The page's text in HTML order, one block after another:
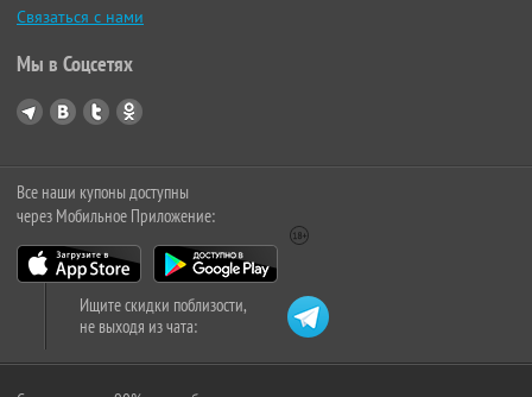
Связаться с нами
Мы в Соцсетях
Все наши купоны доступны
через Мобильное Приложение:
Ищите скидки поблизости,
не выходя из чата: